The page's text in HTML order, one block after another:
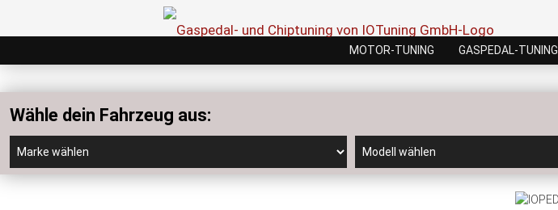
MOTOR-TUNING GASPEDAL-TUNING
Wähle dein Fahrzeug aus: